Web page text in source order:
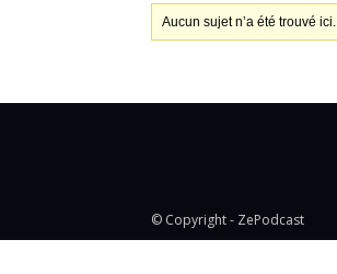
Aucun sujet n’a été trouvé ici.
© Copyright - ZePodcast